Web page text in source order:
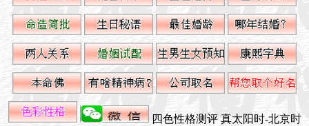
四色性格测评 真太阳时-北京时